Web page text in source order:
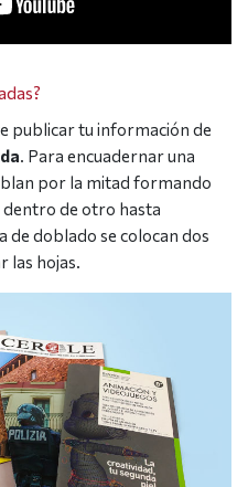
publicar tu información de
. Para encuadernar una
por la mitad formando
dentro de otro hasta
de doblado se colocan dos
las hojas.